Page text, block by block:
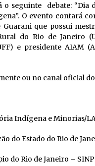
seguinte debate: “Dia
O evento contará
Guarani que possui
do Rio de Janeiro
e presidente AIAM
ou no canal oficial do
Indígena e Minorias/
do Estado do Rio de
do Rio de Janeiro –